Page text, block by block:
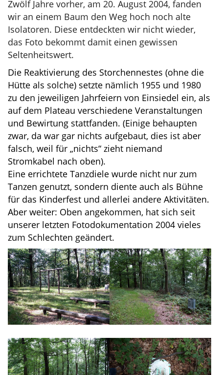
Zwölf Jahre vorher, am 20. August 2004, fanden
wir an einem Baum den Weg hoch noch alte
Isolatoren. Diese entdeckten wir nicht wieder,
das Foto bekommt damit einen gewissen
Seltenheitswert.
Die Reaktivierung des Storchennestes (ohne die
Hütte als solche) setzte nämlich 1955 und 1980
zu den jeweiligen Jahrfeiern von Einsiedel ein, als
auf dem Plateau verschiedene Veranstaltungen
und Bewirtung stattfanden. (Einige behaupten
zwar, da war gar nichts aufgebaut, dies ist aber
falsch, weil für „nichts“ zieht niemand
Stromkabel nach oben).
Eine errichtete Tanzdiele wurde nicht nur zum
Tanzen genutzt, sondern diente auch als Bühne
für das Kinderfest und allerlei andere Aktivitäten.
Aber weiter: Oben angekommen, hat sich seit
unserer letzten Fotodokumentation 2004 vieles
zum Schlechten geändert.